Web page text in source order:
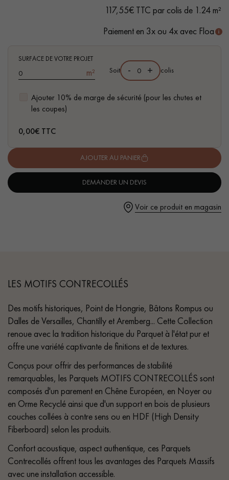
Un expert Décoplus Parquets vous appelle
Obtenez un devis gratuit !
- rendu homogène, rares nœuds < 10 mm
117,55€ TTC par colis de 1.24 m²
Paiement en 3x ou 4x avec Floa
SURFACE DE VOTRE PROJET
m²
Ajouter 10% de marge de sécurité (pour les chutes et
les coupes)
Soit - + colis
0,00€ TTC
AJOUTER AU PANIER
DEMANDER UN DEVIS
Voir ce produit en magasin
LES MOTIFS CONTRECOLLÉS
Des motifs historiques, Point de Hongrie, Bâtons Rompus ou
Dalles de Versailles, Chantilly et Aremberg... Cette Collection
renoue avec la tradition historique du Parquet à l'état pur et
offre une variété captivante de finitions et de textures.
Conçus pour offrir des performances de stabilité
remarquables, les Parquets MOTIFS CONTRECOLLÉS sont
composés d'un parement en Chêne Européen, en Noyer ou
en Orme Recyclé ainsi que d'un support en bois de plusieurs
couches collées à contre sens ou en HDF (High Density
Fiberboard) selon les produits.
Confort acoustique, aspect authentique, ces Parquets
Contrecollés offrent tous les avantages des Parquets Massifs
avec une installation accessible.